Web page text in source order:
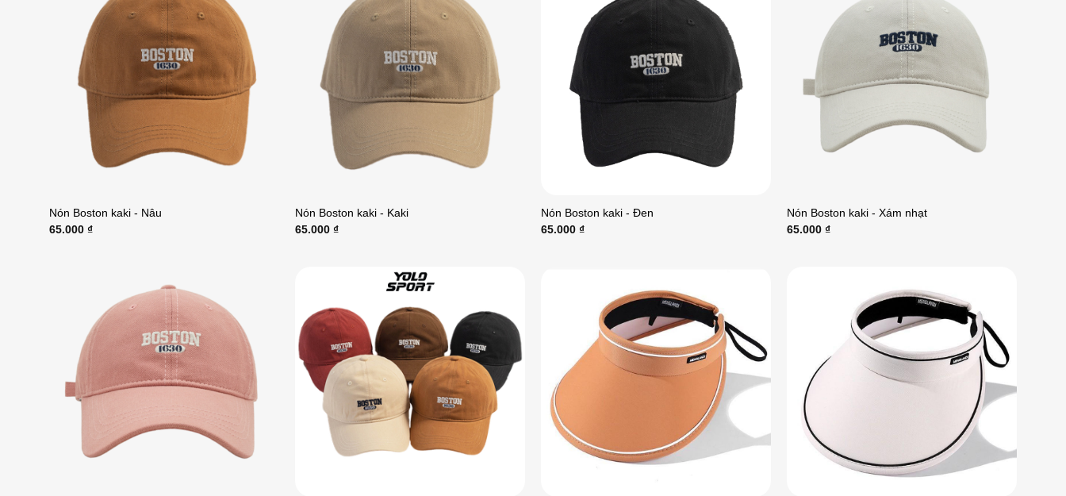
Nón Boston kaki - Nâu
65.000 ₫
Nón Boston kaki - Kaki
65.000 ₫
Nón Boston kaki - Đen
65.000 ₫
Nón Boston kaki - Xám nhạt
65.000 ₫